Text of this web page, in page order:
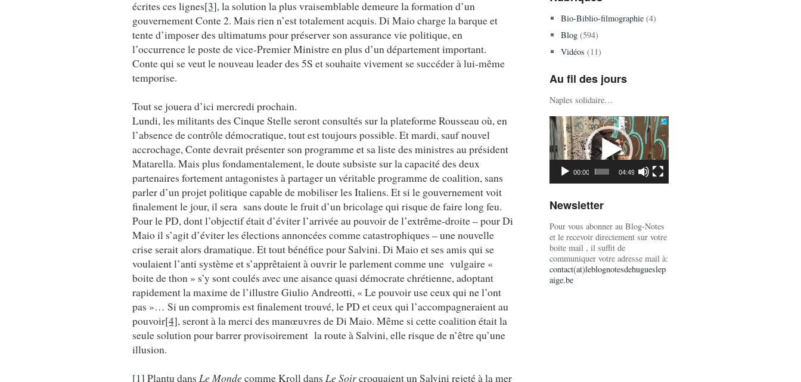
écrites ces lignes[3], la solution la plus vraisemblable demeure la formation d’un
gouvernement Conte 2. Mais rien n’est totalement acquis. Di Maio charge la barque et
tente d’imposer des ultimatums pour préserver son assurance vie politique, en
l’occurrence le poste de vice-Premier Ministre en plus d’un département important.
Conte qui se veut le nouveau leader des 5S et souhaite vivement se succéder à lui-même
temporise.
Tout se jouera d’ici mercredi prochain.
Lundi, les militants des Cinque Stelle seront consultés sur la plateforme Rousseau où, en
l’absence de contrôle démocratique, tout est toujours possible. Et mardi, sauf nouvel
accrochage, Conte devrait présenter son programme et sa liste des ministres au président
Matarella. Mais plus fondamentalement, le doute subsiste sur la capacité des deux
partenaires fortement antagonistes à partager un véritable programme de coalition, sans
parler d’un projet politique capable de mobiliser les Italiens. Et si le gouvernement voit
finalement le jour, il sera sans doute le fruit d’un bricolage qui risque de faire long feu.
Pour le PD, dont l’objectif était d’éviter l’arrivée au pouvoir de l’extrême-droite – pour Di
Maio il s’agit d’éviter les élections annoncées comme catastrophiques – une nouvelle
crise serait alors dramatique. Et tout bénéfice pour Salvini. Di Maio et ses amis qui se
voulaient l’anti système et s’apprêtaient à ouvrir le parlement comme une vulgaire «
boite de thon » s’y sont coulés avec une aisance quasi démocrate chrétienne, adoptant
rapidement la maxime de l’illustre Giulio Andreotti, « Le pouvoir use ceux qui ne l’ont
pas »… Si un compromis est finalement trouvé, le PD et ceux qui l’accompagneraient au
pouvoir[4], seront à la merci des manœuvres de Di Maio. Même si cette coalition était la
seule solution pour barrer provisoirement la route à Salvini, elle risque de n’être qu’une
illusion.
[1] Plantu dans Le Mondecomme Kroll dans Le Soircroquaient un Salvini rejeté à la mer
Bio-Biblio-filmographie(4)
Blog(594)
Vidéos (11)
Au fil des jours
Naples solidaire…
Lecteur
vidéo
00:00 04:49
Newsletter
Pour vous abonner au Blog-Notes
et le recevoir directement sur votre
boite mail , il suffit de
communiquer votre adresse mail à:
contact(at)leblognotesdehugueslep
aige.be